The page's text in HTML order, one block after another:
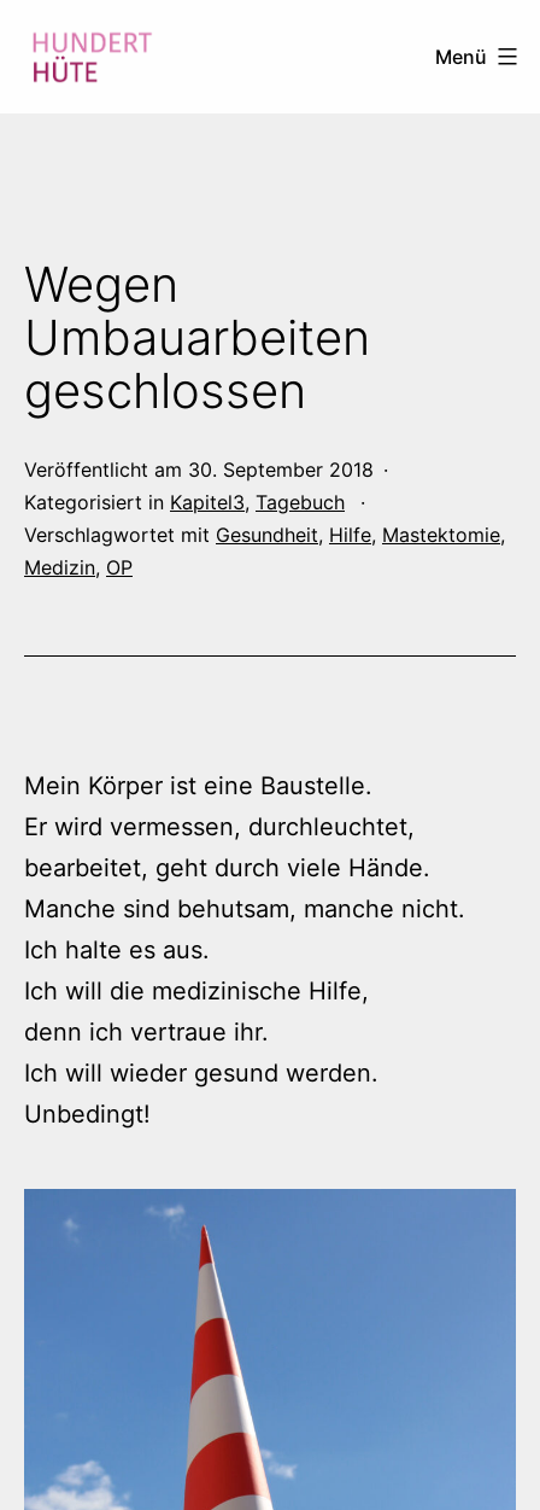
Inhalt
Menü
Wegen
Umbauarbeiten
geschlossen
Veröffentlicht am 30. September 2018
Kategorisiert in Kapitel3, Tagebuch
Verschlagwortet mit Gesundheit, Hilfe, Mastektomie,
Medizin, OP
Mein Körper ist eine Baustelle.
Er wird vermessen, durchleuchtet,
bearbeitet, geht durch viele Hände.
Manche sind behutsam, manche nicht.
Ich halte es aus.
Ich will die medizinische Hilfe,
denn ich vertraue ihr.
Ich will wieder gesund werden.
Unbedingt!